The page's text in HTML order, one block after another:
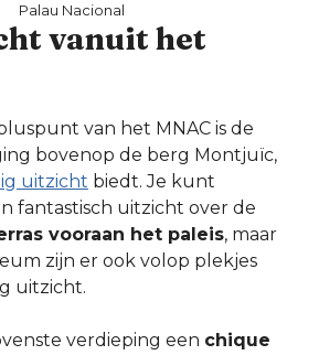
Palau Nacional
vanuit het
van het MNAC is de
bovenop de berg Montjuïc,
uitzicht biedt. Je kunt
fantastisch uitzicht over de
vooraan het paleis, maar
zijn er ook volop plekjes
uitzicht.
verdieping een chique